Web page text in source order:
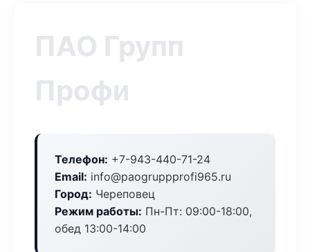
ПАО Групп
Профи
Телефон: +7-943-440-71-24
Email: info@paogruppprofi965.ru
Город: Череповец
Режим работы: Пн-Пт: 09:00-18:00,
обед 13:00-14:00